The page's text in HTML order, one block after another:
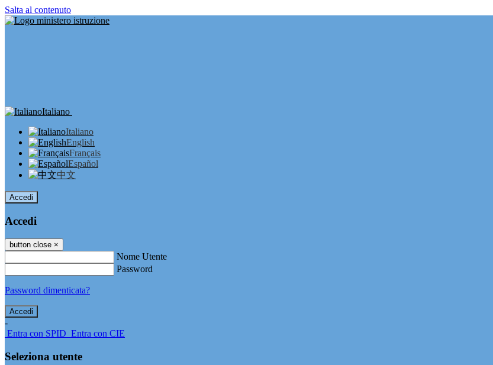
Salta al contenuto
Italiano
Italiano
English
Français
Español
中文
Accedi
Accedi
button close ×
Nome Utente
Password
Password dimenticata?
-
Entra con SPID Entra con CIE
Seleziona utente